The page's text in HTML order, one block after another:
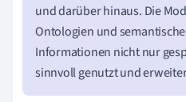
und darüber hinaus. Die
Ontologien und
Informationen nicht nur
sinnvoll genutzt und